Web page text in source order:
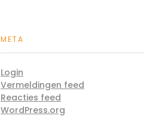
META
Login
Vermeldingen feed
Reacties feed
WordPress.org